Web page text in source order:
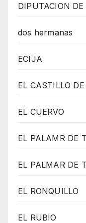
DIPUTACION
dos hermanas
ECIJA
EL CASTILLO
EL CUERVO
EL PALAMR DE
EL PALMAR DE
EL RONQUILLO
EL RUBIO